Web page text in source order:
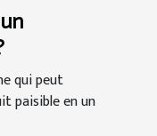
qui peut
paisible en un